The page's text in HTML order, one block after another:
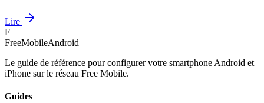
Lire
F
FreeMobileAndroid
Le guide de référence pour configurer votre smartphone Android et
iPhone sur le réseau Free Mobile.
Guides